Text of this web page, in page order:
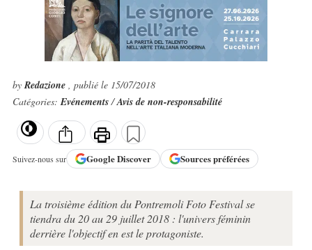
byRedazione , publié le 15/07/2018
Catégories:Evénements/Avis de non-responsabilité
Suivez-nous sur GoogleDiscover Sources préférées
La troisième édition du Pontremoli Foto Festival se
tiendra du 20 au 29 juillet 2018 : l'univers féminin
derrière l'objectif en est le protagoniste.